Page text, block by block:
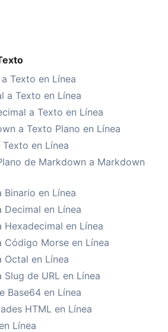
Texto en Línea
a Texto en Línea
a Texto en Línea
a Texto Plano en Línea
en Línea
de Markdown a Markdown
en Línea
en Línea
en Línea
Morse en Línea
en Línea
de URL en Línea
Base64 en Línea
HTML en Línea
Línea